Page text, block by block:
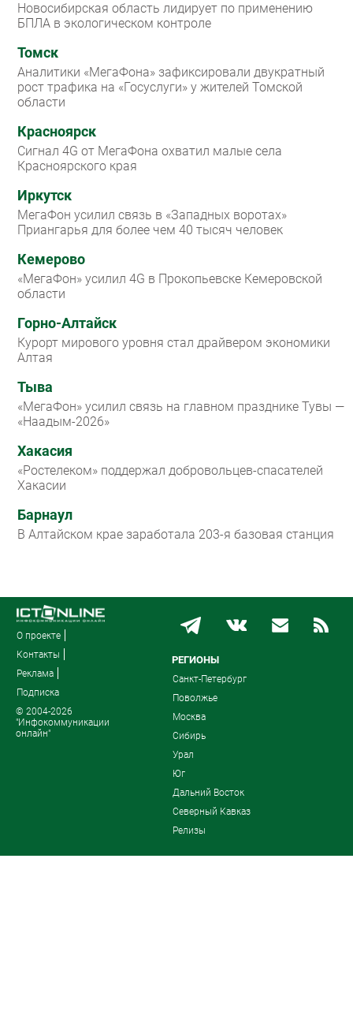
Новосибирская область лидирует по применению
БПЛА в экологическом контроле
Томск
Аналитики «МегаФона» зафиксировали двукратный
рост трафика на «Госуслуги» у жителей Томской
области
Красноярск
Сигнал 4G от МегаФона охватил малые села
Красноярского края
Иркутск
МегаФон усилил связь в «Западных воротах»
Приангарья для более чем 40 тысяч человек
Кемерово
«МегаФон» усилил 4G в Прокопьевске Кемеровской
области
Горно-Алтайск
Курорт мирового уровня стал драйвером экономики
Алтая
Тыва
«МегаФон» усилил связь на главном празднике Тувы —
«Наадым-2026»
Хакасия
«Ростелеком» поддержал добровольцев-спасателей
Хакасии
Барнаул
В Алтайском крае заработала 203-я базовая станция
О проекте
Контакты
Реклама
Подписка
© 2004-2026
"Инфокоммуникации
онлайн"
РЕГИОНЫ
Санкт-Петербург
Поволжье
Москва
Сибирь
Урал
Юг
Дальний Восток
Северный Кавказ
Релизы